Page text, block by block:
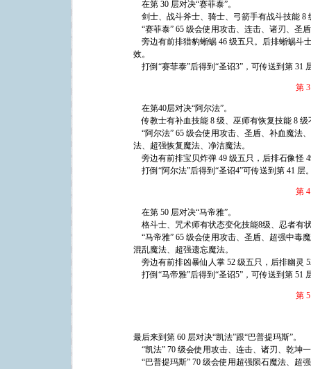
在第 30 层对决“赛菲泰”。
剑士、战斗斧士、骑士、弓箭手有战斗技能 8
“赛菲泰” 65 级会使用攻击、连击、诸刃、圣
旁边有前排猎豹蜥蜴 46 级五只。后排蜥蜴斗
效。
打倒“赛菲泰”后得到“圣诏3”，可传送到第 31
第
在第40层对决“阿尔法”。
传教士有补血技能 8 级、巫师有恢复技能 8
“阿尔法” 65 级会使用攻击、圣盾、补血魔法
法、超强恢复魔法、净洁魔法。
旁边有前排宝贝炸弹 49 级五只，后排石像怪
打倒“阿尔法”后得到“圣诏4”可传送到第 41 层
第
在第 50 层对决“马帝雅”。
格斗士、咒术师有状态变化技能8级、忍者有
“马帝雅” 65 级会使用攻击、圣盾、超强中毒
混乱魔法、超强遗忘魔法。
旁边有前排凶暴仙人掌 52 级五只，后排幽灵
打倒“马帝雅”后得到“圣诏5”，可传送到第 51
第
最后来到第 60 层对决“凯法”跟“巴普提玛斯”。
“凯法” 70 级会使用攻击、连击、诸刃、乾坤
“巴普提玛斯” 70 级会使用超强陨石魔法、超